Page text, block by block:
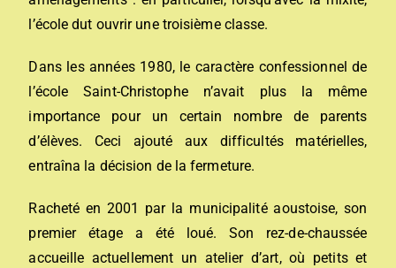
l’école dut ouvrir une troisième classe.
Dans les années 1980, le caractère confessionnel de
l’école Saint-Christophe n’avait plus la même
importance pour un certain nombre de parents
d’élèves. Ceci ajouté aux difficultés matérielles,
entraîna la décision de la fermeture.
Racheté en 2001 par la municipalité aoustoise, son
premier étage a été loué. Son rez-de-chaussée
accueille actuellement un atelier d’art, où petits et